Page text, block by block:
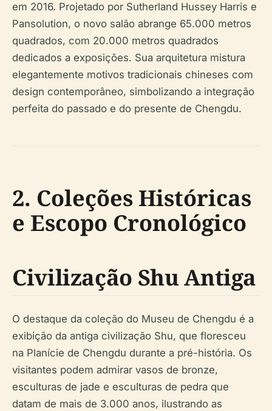
em 2016. Projetado por Sutherland Hussey Harris e
Pansolution, o novo salão abrange 65.000 metros
quadrados, com 20.000 metros quadrados
dedicados a exposições. Sua arquitetura mistura
elegantemente motivos tradicionais chineses com
design contemporâneo, simbolizando a integração
perfeita do passado e do presente de Chengdu.
2. Coleções Históricas
e Escopo Cronológico
Civilização Shu Antiga
O destaque da coleção do Museu de Chengdu é a
exibição da antiga civilização Shu, que floresceu
na Planície de Chengdu durante a pré-história. Os
visitantes podem admirar vasos de bronze,
esculturas de jade e esculturas de pedra que
datam de mais de 3.000 anos, ilustrando as